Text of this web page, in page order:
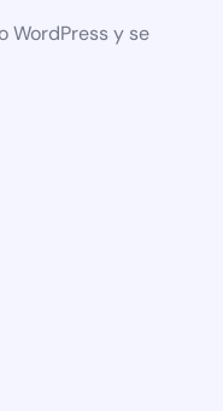
WordPress y se